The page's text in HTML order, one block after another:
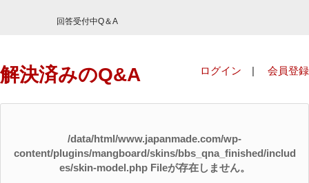
回答受付中Q＆A
解決済みのQ&A ログイン | 会員登録
/data/html/www.japanmade.com/wp-
content/plugins/mangboard/skins/bbs_qna_finished/includ
es/skin-model.php Fileが存在しません。